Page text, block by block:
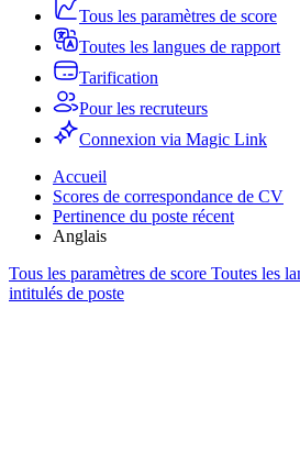
Tous les paramètres de score
Toutes les langues de rapport
Tarification
Pour les recruteurs
Connexion via Magic Link
Accueil
Scores de correspondance de CV
Pertinence du poste récent
Anglais
Tous les paramètres de score Toutes les
intitulés de poste